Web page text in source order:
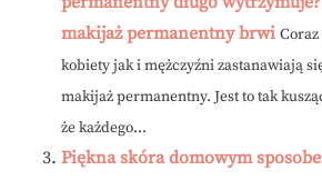
makijaż permanentny brwi
kobiety jak i mężczyźni zastanawiają
makijaż permanentny. Jest to tak
że każdego...
Piękna skóra domowym